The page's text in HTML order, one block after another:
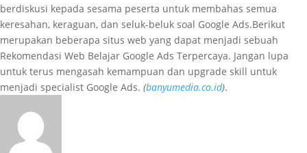
berdiskusi kepada sesama peserta untuk membahas semua
keresahan, keraguan, dan seluk-beluk soal Google Ads.Berikut
merupakan beberapa situs web yang dapat menjadi sebuah
Rekomendasi Web Belajar Google Ads Terpercaya. Jangan lupa
untuk terus mengasah kemampuan dan upgrade skill untuk
menjadi specialist Google Ads. (banyumedia.co.id).